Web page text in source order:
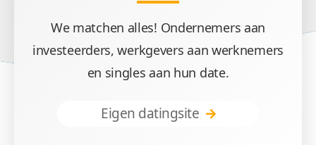
We matchen alles! Ondernemers aan
investeerders, werkgevers aan werknemers
en singles aan hun date.
Eigen datingsite